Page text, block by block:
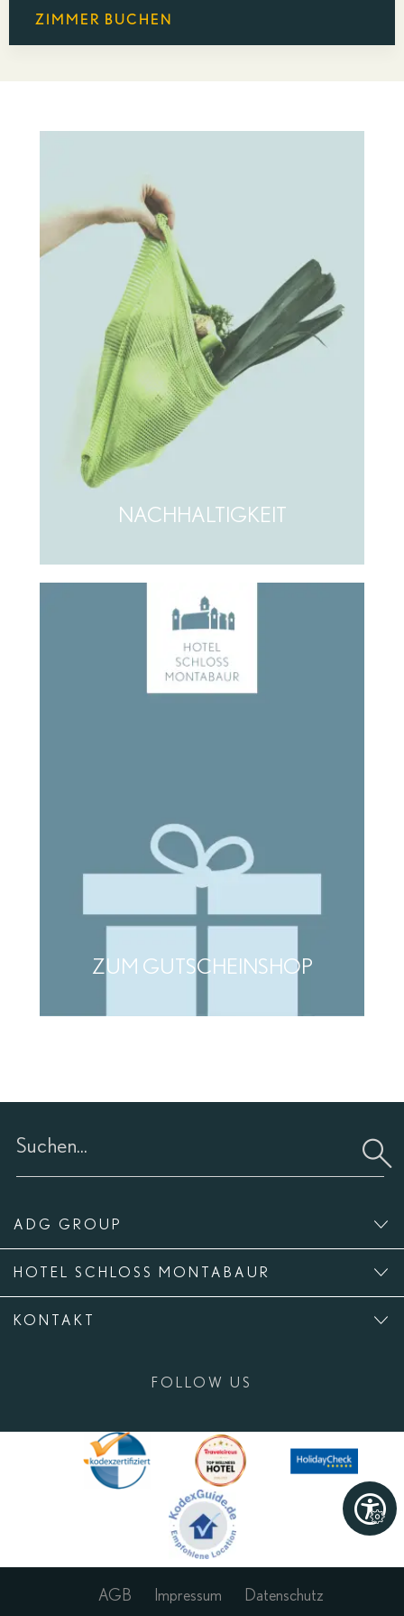
ZIMMER BUCHEN
NACHHALTIGKEIT
ZUM GUTSCHEINSHOP
AGB Impressum Datenschutz
ADG GROUP
HOTEL SCHLOSS MONTABAUR
KONTAKT
FOLLOW US